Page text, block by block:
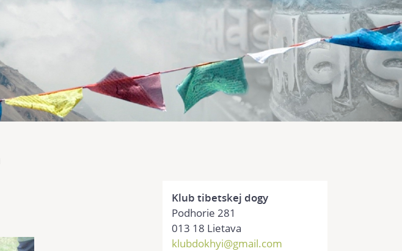
Klub tibetskej dogy
Podhorie 281
013 18 Lietava
klubdokhyi@gmail.com